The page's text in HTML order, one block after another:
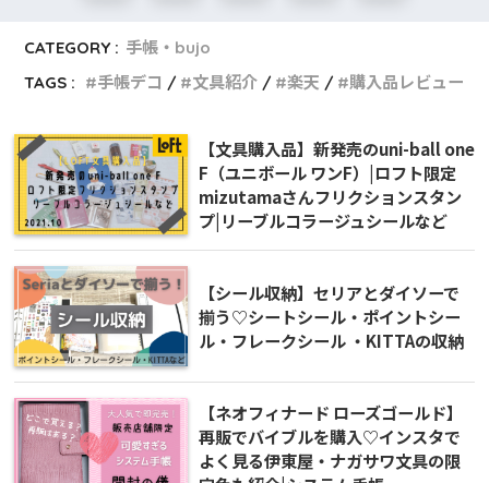
CATEGORY : 手帳・bujo
TAGS :
手帳デコ 文具紹介 楽天 購入品レビュー
【文具購入品】新発売のuni-ball one
F（ユニボール ワンF）|ロフト限定
mizutamaさんフリクションスタン
プ|リーブルコラージュシールなど
【シール収納】セリアとダイソーで
揃う♡シートシール・ポイントシー
ル・フレークシール ・KITTAの収納
【ネオフィナード ローズゴールド】
再販でバイブルを購入♡インスタで
よく見る伊東屋・ナガサワ文具の限